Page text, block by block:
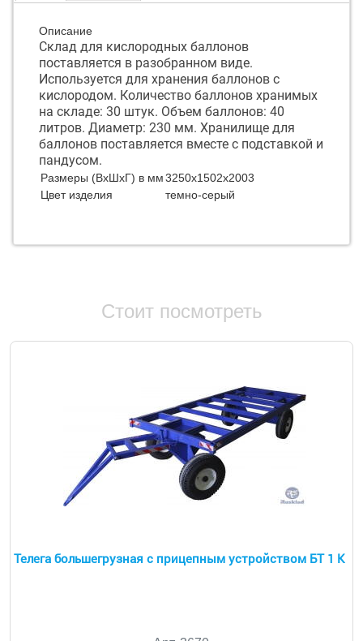
Описание
Склад для кислородных баллонов
поставляется в разобранном виде.
Используется для хранения баллонов с
кислородом. Количество баллонов хранимых
на складе: 30 штук. Объем баллонов: 40
литров. Диаметр: 230 мм. Хранилище для
баллонов поставляется вместе с подставкой и
пандусом.
Размеры (ВхШхГ) в мм3250х1502х2003
Цвет изделия
темно-серый
Стоит посмотреть
Телега большегрузная с прицепным устройством БТ 1 К